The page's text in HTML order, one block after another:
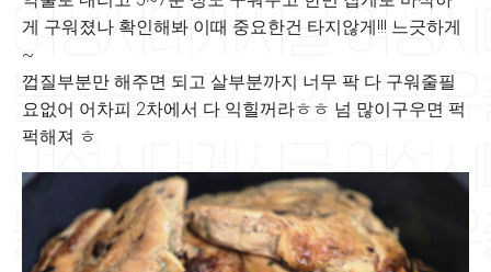
게 구워졌나 확인해봐 이때 중요한건 타지않게!!! 느긋하게
~
껍질부분만 해주면 되고 살부분까지 너무 팍 다 구워줄필
요없어 어차피 2차에서 다 익힐꺼라ㅎㅎ 넘 많이구우면 퍽
퍽해져 ㅎ